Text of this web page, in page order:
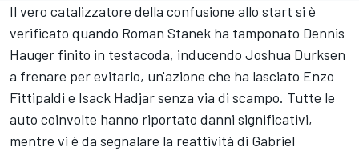
Il vero catalizzatore della confusione allo start si è
verificato quando Roman Stanek ha tamponato Dennis
Hauger finito in testacoda, inducendo Joshua Durksen
a frenare per evitarlo, un'azione che ha lasciato Enzo
Fittipaldi e Isack Hadjar senza via di scampo. Tutte le
auto coinvolte hanno riportato danni significativi,
mentre vi è da segnalare la reattività di Gabriel